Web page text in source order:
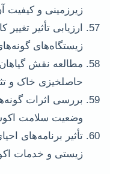
زیرزمینی و کیفیت
ارزیابی تأثیر
زیستگاه‌های
مطالعه نقش گیاهان
حاصلخیزی خاک و
بررسی اثرات
وضعیت سلامت
تأثیر برنامه‌های
زیستی و خدمات